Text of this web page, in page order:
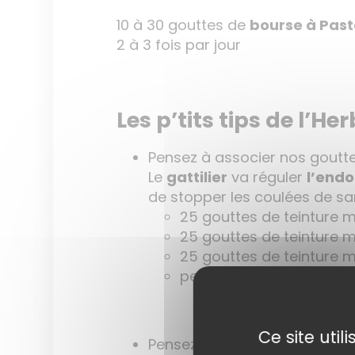
10 à 30 gouttes de bourse à
2 à 3 fois par jour
Les p’tits tips de
Pensez à associer nos
Le gattilier va réguler
de stopper les coulées de
25 gouttes de teinture
25 gouttes de teinture
25 gouttes de teinture
pendant 3 mois
Pensez associer nos gélules
Ce site